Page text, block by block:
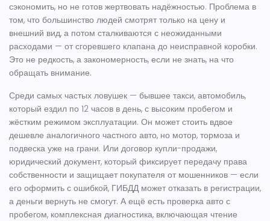
сэкономить, но не готов жертвовать надёжностью. Проблема в
том, что большинство людей смотрят только на цену и
внешний вид, а потом сталкиваются с неожиданными
расходами — от сгоревшего клапана до неисправной коробки.
Это не редкость, а закономерность, если не знать, на что
обращать внимание.
Среди самых частых ловушек — бывшее такси, автомобиль,
который ездил по 12 часов в день, с высоким пробегом и
жёстким режимом эксплуатации. Он может стоить вдвое
дешевле аналогичного частного авто, но мотор, тормоза и
подвеска уже на грани. Или договор купли-продажи,
юридический документ, который фиксирует передачу права
собственности и защищает покупателя от мошенников — если
его оформить с ошибкой, ГИБДД может отказать в регистрации,
а деньги вернуть не смогут. А ещё есть проверка авто с
пробегом, комплексная диагностика, включающая чтение